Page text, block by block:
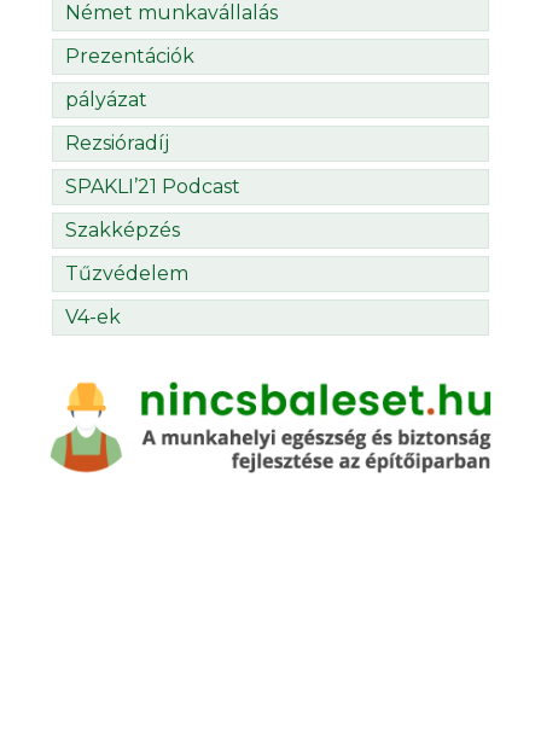
Német munkavállalás
Prezentációk
pályázat
Rezsióradíj
SPAKLI’21 Podcast
Szakképzés
Tűzvédelem
V4-ek